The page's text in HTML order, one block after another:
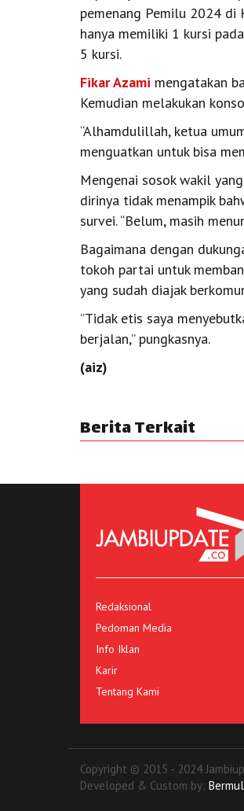
pemenang Pemilu 2024 di
hanya memiliki 1 kursi
5 kursi.
Fikar Azami mengatakan
Kemudian melakukan
“Alhamdulillah, ketua
menguatkan untuk bisa
Mengenai sosok wakil
dirinya tidak menampik
survei. “Belum, masih
Bagaimana dengan
tokoh partai untuk
yang sudah diajak
”Tidak etis saya
berjalan,” pungkasnya.
(aiz)
Berita Terkait
Redaksional
Pedoman Media
Info Iklan
Karir
Tentang Kami
Copyright © 2015 - 2024
Developed & Custom by: